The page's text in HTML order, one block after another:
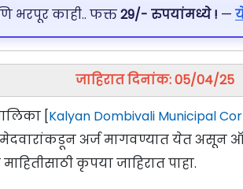
भरपूर काही.. फक्त29/- रुपयांमध्ये ! —
जाहिरात दिनांक: 05/04/25
[Kalyan Dombivali Municipal
उमेदवारांकडून अर्ज मागवण्यात येत
कृपया जाहिरात पाहा.